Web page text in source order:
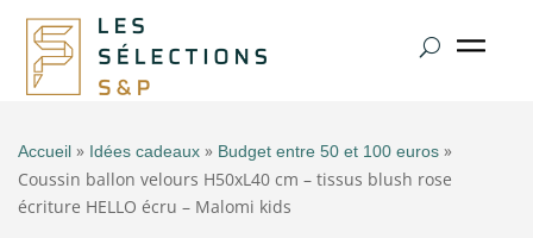
Accueil » Idées cadeaux » Budget entre 50 et 100 euros »
Coussin ballon velours H50xL40 cm – tissus blush rose
écriture HELLO écru – Malomi kids